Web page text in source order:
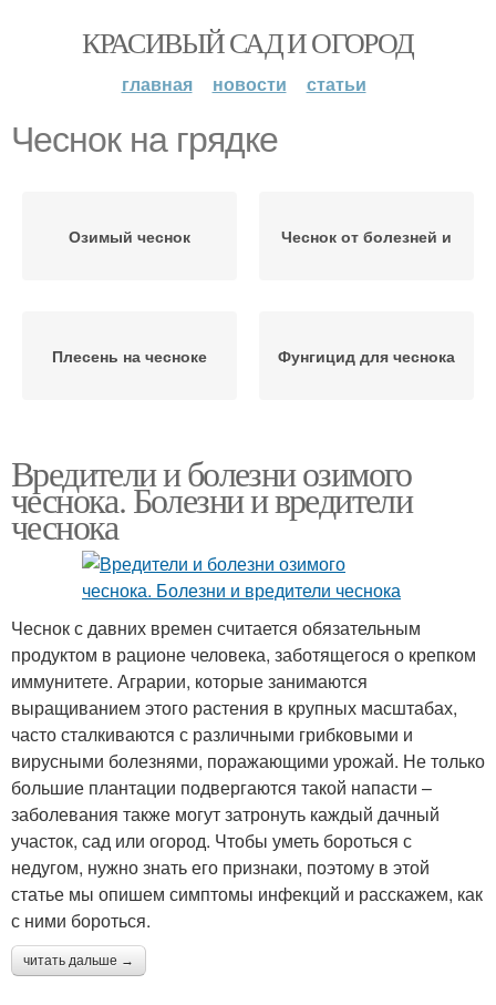
КРАСИВЫЙ САД И ОГОРОД
главная новости статьи
Чеснок на грядке
Озимый чеснок Чеснок от болезней и
Плесень на чесноке Фунгицид для чеснока
Вредители и болезни озимого
чеснока. Болезни и вредители
чеснока
Чеснок с давних времен считается обязательным
продуктом в рационе человека, заботящегося о крепком
иммунитете. Аграрии, которые занимаются
выращиванием этого растения в крупных масштабах,
часто сталкиваются с различными грибковыми и
вирусными болезнями, поражающими урожай. Не только
большие плантации подвергаются такой напасти –
заболевания также могут затронуть каждый дачный
участок, сад или огород. Чтобы уметь бороться с
недугом, нужно знать его признаки, поэтому в этой
статье мы опишем симптомы инфекций и расскажем, как
с ними бороться.
читать дальше →